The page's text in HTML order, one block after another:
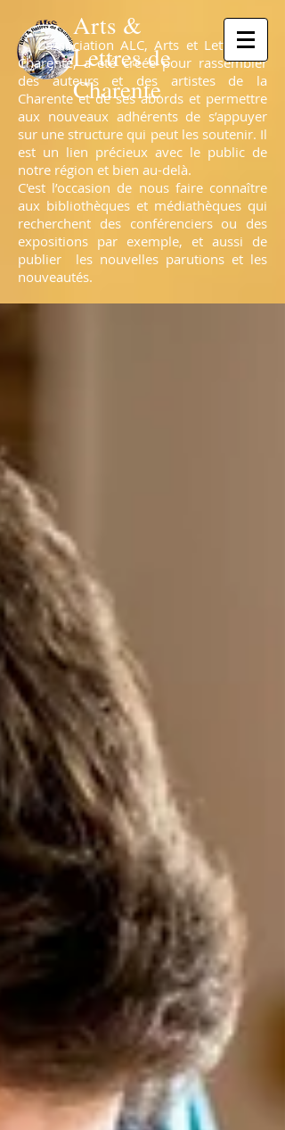
Arts &
Lettres de
Charente
L’association ALC, Arts et Lettres de
Charente, a été créée pour rassembler
des auteurs et des artistes de la
Charente et de ses abords et permettre
aux nouveaux adhérents de s’appuyer
sur une structure qui peut les soutenir. Il
est un lien précieux avec le public de
notre région et bien au-delà.
C'est l’occasion de nous faire connaître
aux bibliothèques et médiathèques qui
recherchent des conférenciers ou des
expositions par exemple, et aussi de
publier les nouvelles parutions et les
nouveautés.